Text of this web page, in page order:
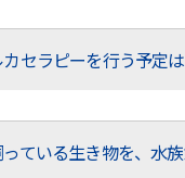
セラピーを行う予定は
ている生き物を、水